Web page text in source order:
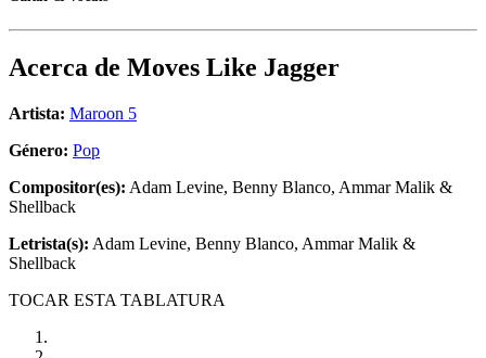
Acerca de Moves Like Jagger
Artista: Maroon 5
Género: Pop
Compositor(es): Adam Levine, Benny Blanco, Ammar Malik &
Shellback
Letrista(s): Adam Levine, Benny Blanco, Ammar Malik &
Shellback
TOCAR ESTA TABLATURA